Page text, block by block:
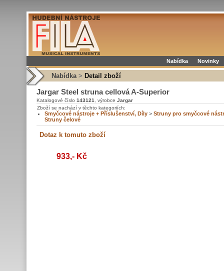
Nabídka Novinky
Nabídka > Detail zboží
Jargar Steel struna cellová A-Superior
Katalogové číslo 143121 , výrobce Jargar
Zboží se nachází v těchto kategoriích:
Smyčcové nástroje + Příslušenství, Díly > Struny pro smyčcové
Struny čelové
933,- Kč